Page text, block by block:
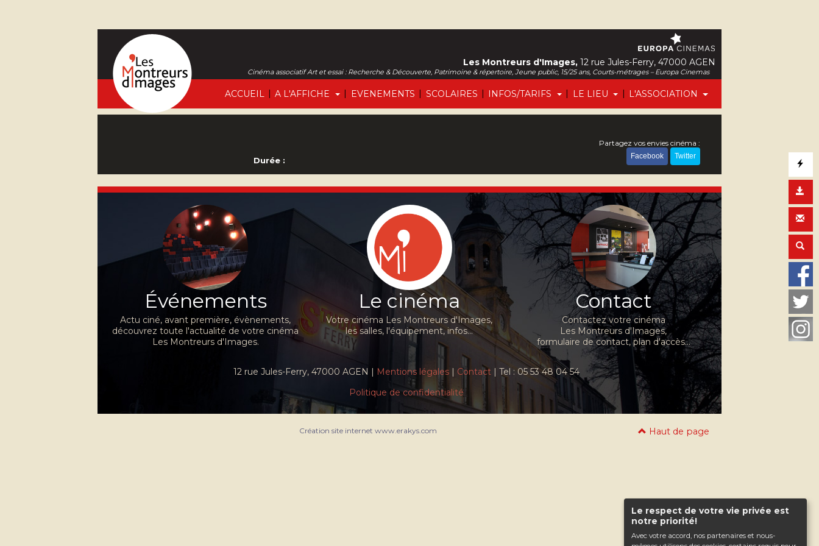
Le respect de votre vie privée est
notre priorité!
Avec votre accord, nos partenaires et nous-
ACCUEIL | A L'AFFICHE | EVENEMENTS | SCOLAIRES | INFOS/TARIFS | LE LIEU | L'ASSOCIATION
Les Montreurs d'Images, 12 rue Jules-Ferry, 47000 AGEN
Cinéma associatif Art et essai : Recherche & Découverte, Patrimoine & répertoire, Jeune public, 15/25 ans, Courts-métrages – Europa Cinemas
Durée :
Partagez vos envies cinéma :
Facebook Twitter
Événements
Actu ciné, avant première, évènements,
découvrez toute l'actualité de votre cinéma
Les Montreurs d'Images.
Le cinéma
Votre cinéma Les Montreurs d'Images,
les salles, l'équipement, infos...
Contact
Contactez votre cinéma
Les Montreurs d'Images,
formulaire de contact, plan d'accès...
12 rue Jules-Ferry, 47000 AGEN | Mentions légales | Contact | Tel : 05 53 48 04 54
Politique de confidentialité
Haut de page
Création site internet www.erakys.com